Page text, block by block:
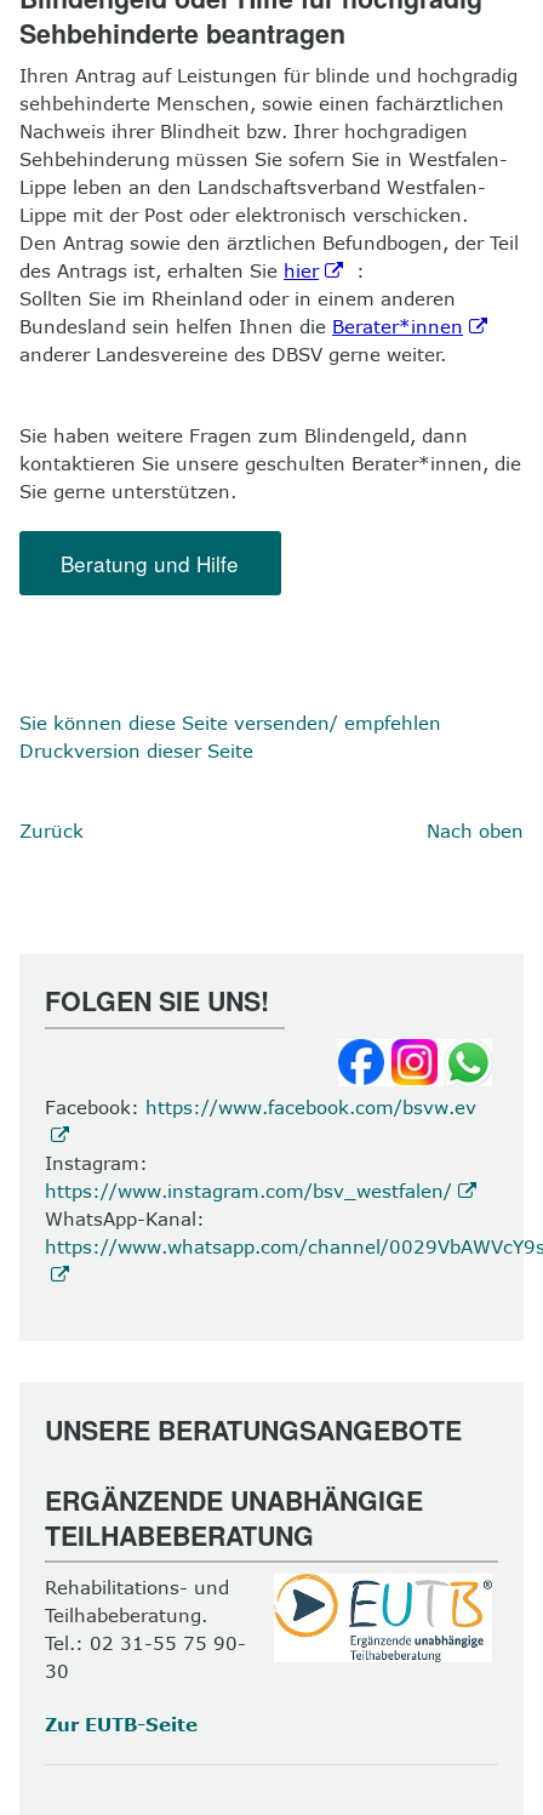
Sehbehinderte beantragen
Ihren Antrag auf Leistungen für blinde und hochgradig
sehbehinderte Menschen, sowie einen fachärztlichen
Nachweis ihrer Blindheit bzw. Ihrer hochgradigen
Sehbehinderung müssen Sie sofern Sie in Westfalen-
Lippe leben an den Landschaftsverband Westfalen-
Lippe mit der Post oder elektronisch verschicken.
Den Antrag sowie den ärztlichen Befundbogen, der Teil
des Antrags ist, erhalten Sie hier
:
Sollten Sie im Rheinland oder in einem anderen
Bundesland sein helfen Ihnen die Berater*innen
anderer Landesvereine des DBSV gerne weiter.
Sie haben weitere Fragen zum Blindengeld, dann
kontaktieren Sie unsere geschulten Berater*innen, die
Sie gerne unterstützen.
Beratung und Hilfe
Sie können diese Seite versenden/ empfehlen
Druckversion dieser Seite
Zurück Nach oben
FOLGEN SIE UNS!
Facebook: https://www.facebook.com/bsvw.ev
Instagram:
https://www.instagram.com/bsv_westfalen/
WhatsApp-Kanal:
https://www.whatsapp.com/channel/
UNSERE BERATUNGSANGEBOTE
ERGÄNZENDE UNABHÄNGIGE
TEILHABEBERATUNG
Rehabilitations- und
Teilhabeberatung.
Tel.: 02 31-55 75 90-
30
Zur EUTB-Seite